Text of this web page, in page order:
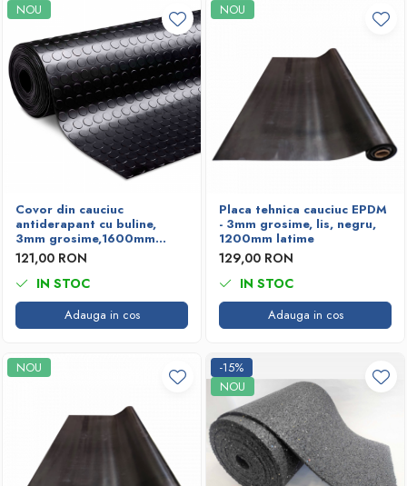
NOU
Covor din cauciuc
antiderapant cu buline,
3mm grosime,1600mm
latime
121,00 RON
IN STOC
Adauga in cos
NOU
Placa tehnica cauciuc EPDM
- 3mm grosime, lis, negru,
1200mm latime
129,00 RON
IN STOC
Adauga in cos
NOU
-15%
NOU